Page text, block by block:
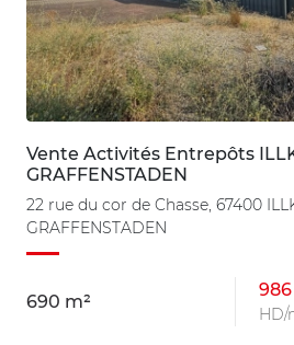
Vente Activités Entrepôts
GRAFFENSTADEN
22 rue du cor de Chasse, 67400
GRAFFENSTADEN
690 m²
HD/